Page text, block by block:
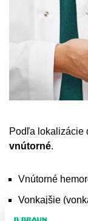
Podľa lokalizácie
vnútorné.
Vnútorné
Vonkajšie
lineou dentata.